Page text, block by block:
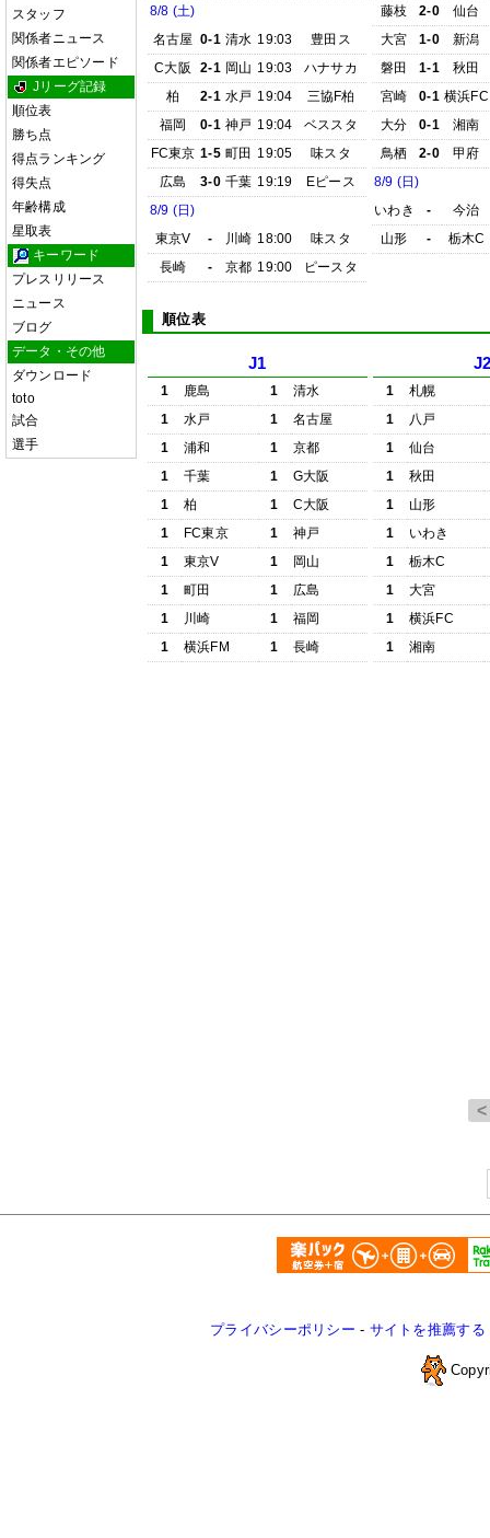
スタッフ
関係者ニュース
関係者エピソード
Jリーグ記録
順位表
勝ち点
得点ランキング
得失点
年齢構成
星取表
キーワード
プレスリリース
ニュース
ブログ
データ・その他
ダウンロード
toto
試合
選手
8/8 (土)
名古屋 0-1 清水 19:03
豊田ス
C大阪
2-1 岡山 19:03
ハナサカ
柏
2-1 水戸 19:04
三協F柏
福岡
0-1 神戸 19:04
ベススタ
FC東京 1-5 町田 19:05
味スタ
広島
3-0 千葉 19:19
Eピース
8/9 (日)
東京V
- 川崎 18:00
味スタ
長崎
- 京都 19:00 ピースタ
藤枝
2-0
仙台
大宮
1-0
新潟
磐田
1-1
秋田
宮崎
0-1 横浜FC
大分
0-1
湘南
鳥栖
2-0
甲府
8/9 (日)
いわき
-
今治
山形
- 栃木C
順位表
J1
1 鹿島 1
清水
1
水戸 1
名古屋
1
浦和 1
京都
1
千葉 1
G大阪
1
柏 1
C大阪
1
FC東京 1
神戸
1
東京V 1
岡山
1
町田 1
広島
1
川崎 1
福岡
1
横浜FM 1 長崎
1
札幌
1
八戸
1
仙台
1
秋田
1
山形
1
いわき
1
栃木C
1
大宮
1
横浜FC
1
湘南
プライバシーポリシー - サイトを推薦する